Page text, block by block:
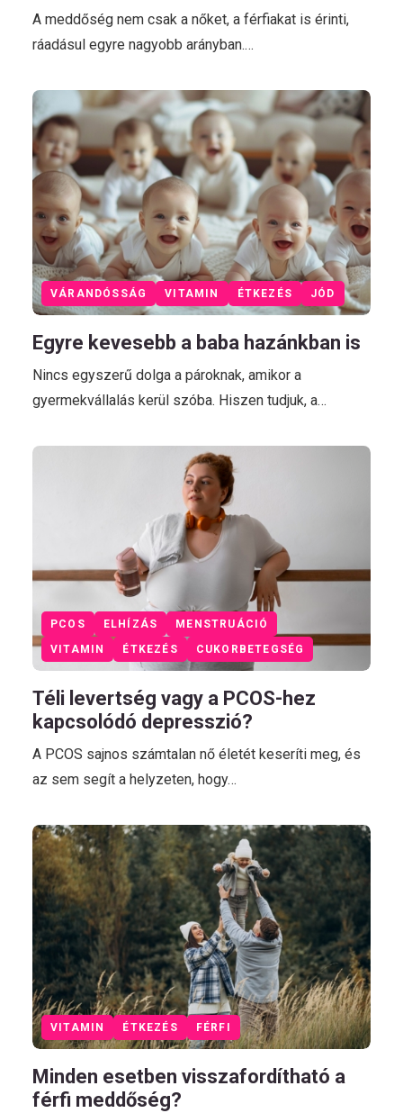
A meddőség nem csak a nőket, a férfiakat is érinti,
ráadásul egyre nagyobb arányban.…
VÁRANDÓSSÁG VITAMIN ÉTKEZÉS JÓD
Egyre kevesebb a baba hazánkban is
Nincs egyszerű dolga a pároknak, amikor a
gyermekvállalás kerül szóba. Hiszen tudjuk, a…
VITAMIN ÉTKEZÉS CUKORBETEGSÉG
PCOS ELHÍZÁS MENSTRUÁCIÓ
Téli levertség vagy a PCOS-hez
kapcsolódó depresszió?
A PCOS sajnos számtalan nő életét keseríti meg, és
az sem segít a helyzeten, hogy…
VITAMIN ÉTKEZÉS FÉRFI
Minden esetben visszafordítható a
férfi meddőség?